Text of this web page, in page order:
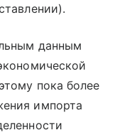
данным
пока более
импорта